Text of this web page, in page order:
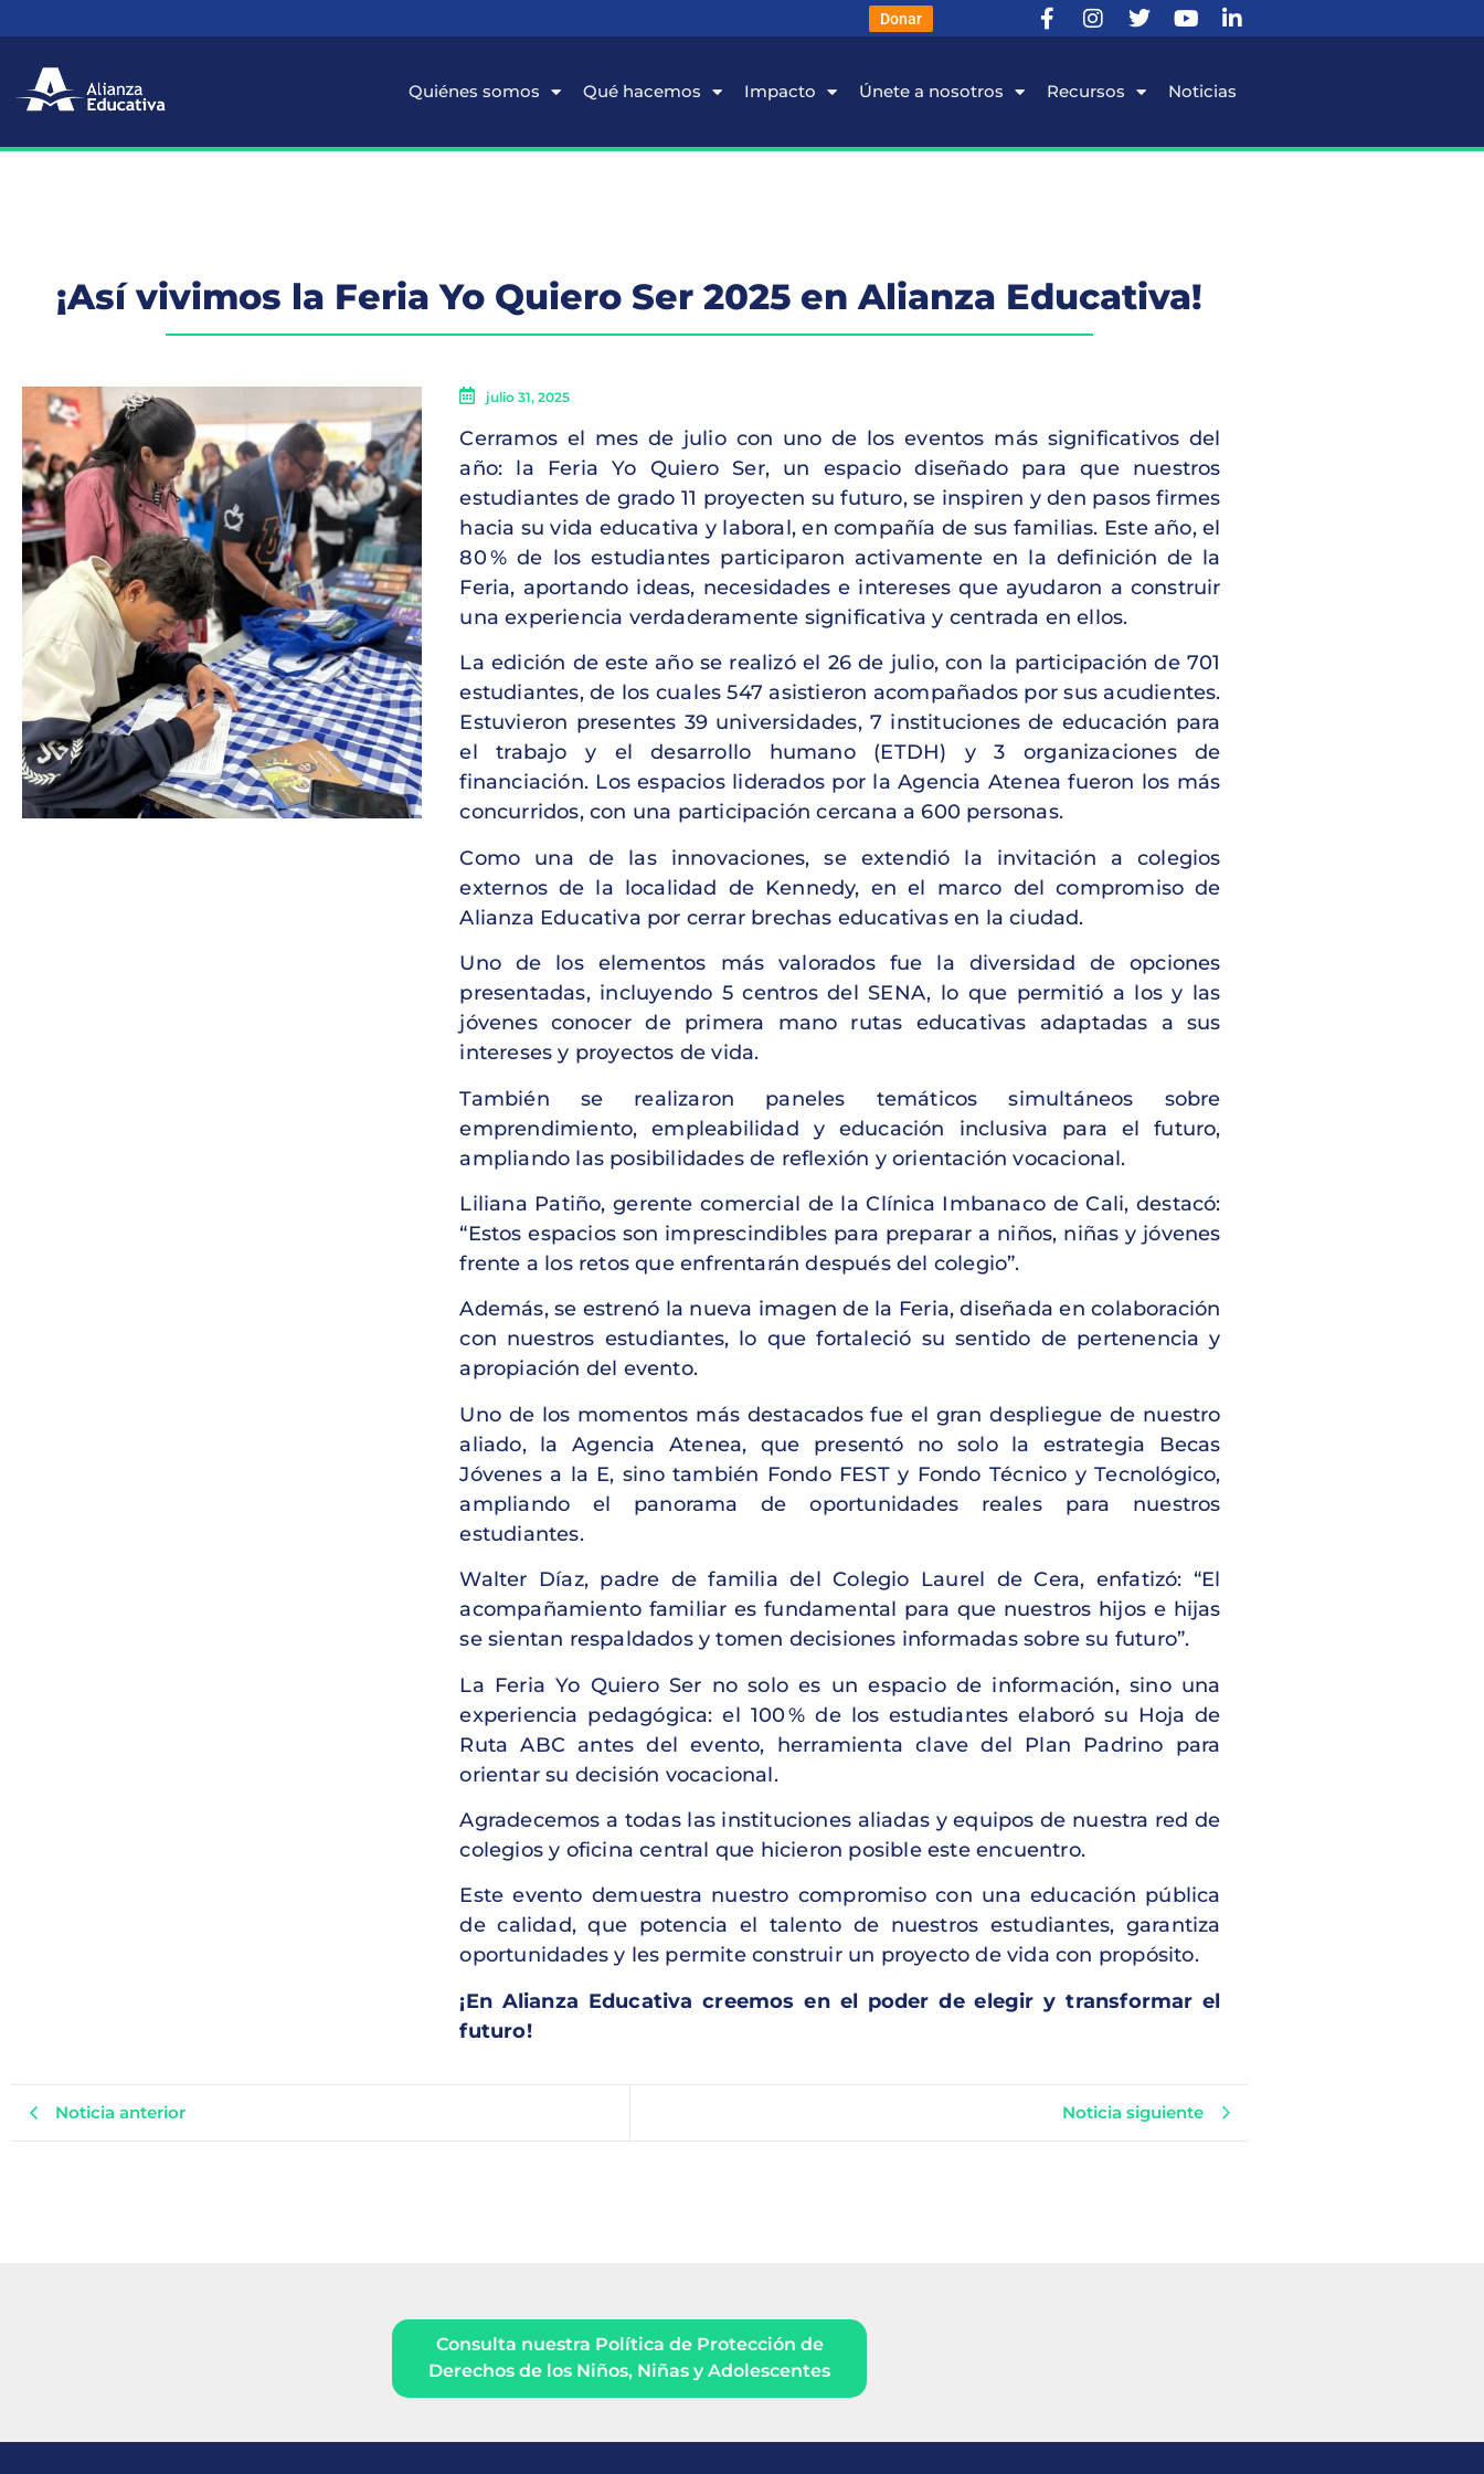
Donar
Quiénes somos Qué hacemos Impacto Únete a nosotros Recursos Noticias
¡Así vivimos la Feria Yo Quiero Ser 2025 en Alianza Educativa!
julio 31, 2025
Cerramos el mes de julio con uno de los eventos más significativos del
año: la Feria Yo Quiero Ser, un espacio diseñado para que nuestros
estudiantes de grado 11 proyecten su futuro, se inspiren y den pasos firmes
hacia su vida educativa y laboral, en compañía de sus familias. Este año, el
80 % de los estudiantes participaron activamente en la definición de la
Feria, aportando ideas, necesidades e intereses que ayudaron a construir
una experiencia verdaderamente significativa y centrada en ellos.
La edición de este año se realizó el 26 de julio, con la participación de 701
estudiantes, de los cuales 547 asistieron acompañados por sus acudientes.
Estuvieron presentes 39 universidades, 7 instituciones de educación para
el trabajo y el desarrollo humano (ETDH) y 3 organizaciones de
financiación. Los espacios liderados por la Agencia Atenea fueron los más
concurridos, con una participación cercana a 600 personas.
Como una de las innovaciones, se extendió la invitación a colegios
externos de la localidad de Kennedy, en el marco del compromiso de
Alianza Educativa por cerrar brechas educativas en la ciudad.
Uno de los elementos más valorados fue la diversidad de opciones
presentadas, incluyendo 5 centros del SENA, lo que permitió a los y las
jóvenes conocer de primera mano rutas educativas adaptadas a sus
intereses y proyectos de vida.
También se realizaron paneles temáticos simultáneos sobre
emprendimiento, empleabilidad y educación inclusiva para el futuro,
ampliando las posibilidades de reflexión y orientación vocacional.
Liliana Patiño, gerente comercial de la Clínica Imbanaco de Cali, destacó:
“Estos espacios son imprescindibles para preparar a niños, niñas y jóvenes
frente a los retos que enfrentarán después del colegio”.
Además, se estrenó la nueva imagen de la Feria, diseñada en colaboración
con nuestros estudiantes, lo que fortaleció su sentido de pertenencia y
apropiación del evento.
Uno de los momentos más destacados fue el gran despliegue de nuestro
aliado, la Agencia Atenea, que presentó no solo la estrategia Becas
Jóvenes a la E, sino también Fondo FEST y Fondo Técnico y Tecnológico,
ampliando el panorama de oportunidades reales para nuestros
estudiantes.
Walter Díaz, padre de familia del Colegio Laurel de Cera, enfatizó: “El
acompañamiento familiar es fundamental para que nuestros hijos e hijas
se sientan respaldados y tomen decisiones informadas sobre su futuro”.
La Feria Yo Quiero Ser no solo es un espacio de información, sino una
experiencia pedagógica: el 100 % de los estudiantes elaboró su Hoja de
Ruta ABC antes del evento, herramienta clave del Plan Padrino para
orientar su decisión vocacional.
Agradecemos a todas las instituciones aliadas y equipos de nuestra red de
colegios y oficina central que hicieron posible este encuentro.
Este evento demuestra nuestro compromiso con una educación pública
de calidad, que potencia el talento de nuestros estudiantes, garantiza
oportunidades y les permite construir un proyecto de vida con propósito.
¡En Alianza Educativa creemos en el poder de elegir y transformar el
futuro!
Noticia anterior Noticia siguiente
Consulta nuestra Política de Protección de
Derechos de los Niños, Niñas y Adolescentes